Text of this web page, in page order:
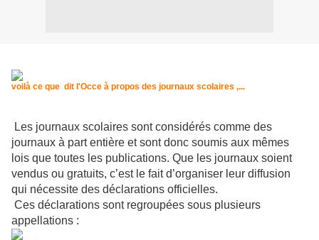
voilà ce que dit l'Occe à propos des journaux scolaires ,...
Les journaux scolaires sont considérés comme des
journaux à part entière et sont donc soumis aux mêmes
lois que toutes les publications. Que les journaux soient
vendus ou gratuits, c’est le fait d’organiser leur diffusion
qui nécessite des déclarations officielles.
Ces déclarations sont regroupées sous plusieurs
appellations :